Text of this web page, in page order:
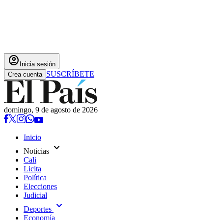
account_circle Inicia sesión
Crea cuenta SUSCRÍBETE
domingo, 9 de agosto de 2026
Inicio
Noticias expand_more
Cali
Licita
Política
Elecciones
Judicial
Deportes expand_more
Economía